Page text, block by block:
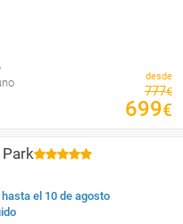
desde
777€
699€
Park
el 10 de agosto